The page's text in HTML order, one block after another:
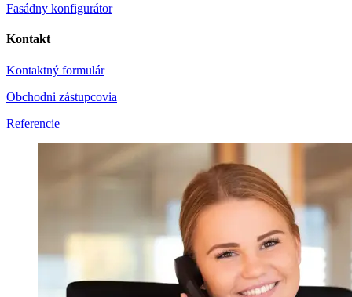
Fasádny konfigurátor
Kontakt
Kontaktný formulár
Obchodni zástupcovia
Referencie